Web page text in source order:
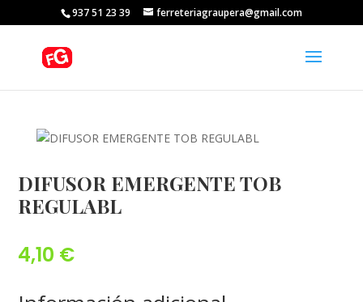
937 51 23 39 ferreteriagraupera@gmail.com
DIFUSOR EMERGENTE TOB
REGULABL
4,10 €